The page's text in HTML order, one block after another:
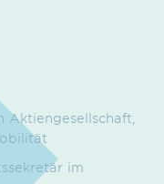
Aktiengesellschaft,
im